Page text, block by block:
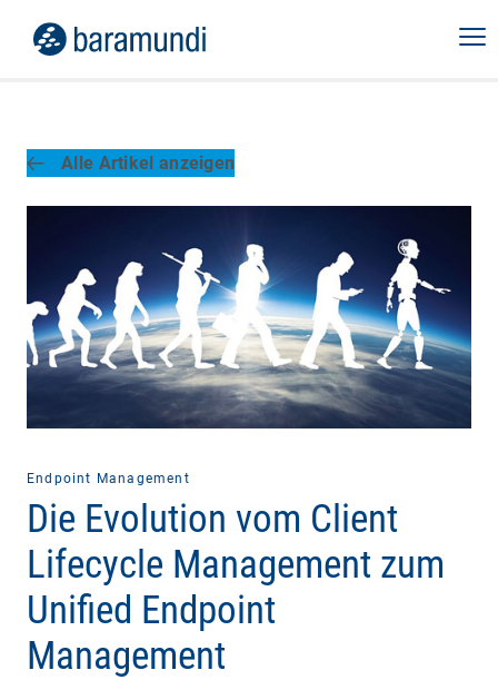
Alle Artikel anzeigen
Endpoint Management
Die Evolution vom Client
Lifecycle Management zum
Unified Endpoint
Management